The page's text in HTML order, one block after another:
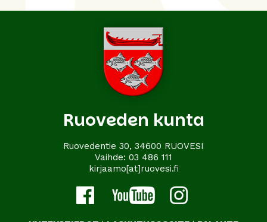
Ruoveden kunta
Ruovedentie 30, 34600 RUOVESI
Vaihde: 03 486 111
kirjaamo[at]ruovesi.fi